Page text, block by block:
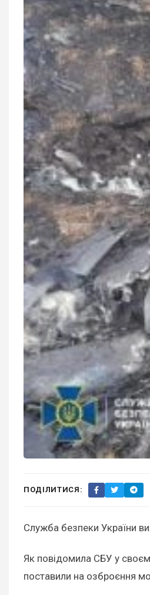
ПОДІЛИТИСЯ:
Служба безпеки України
Як повідомила СБУ у
поставили на озброєння